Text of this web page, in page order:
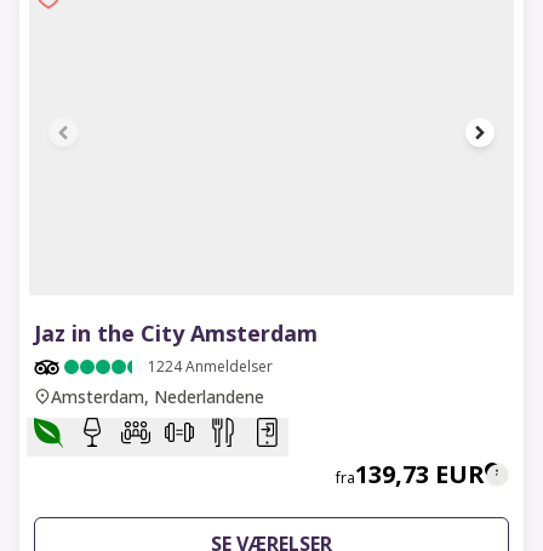
Jaz in the City Amsterdam
1224Anmeldelser
Amsterdam, Nederlandene
fra139,73 EUR
SE VÆRELSER